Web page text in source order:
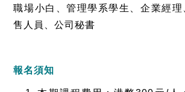
職場小白、管理學系學生、企業經
售人員、公司秘書
報名須知